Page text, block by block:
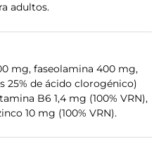
adultos.
mg, faseolamina 400 mg,
25% de ácido clorogénico)
B6 1,4 mg (100% VRN),
10 mg (100% VRN).